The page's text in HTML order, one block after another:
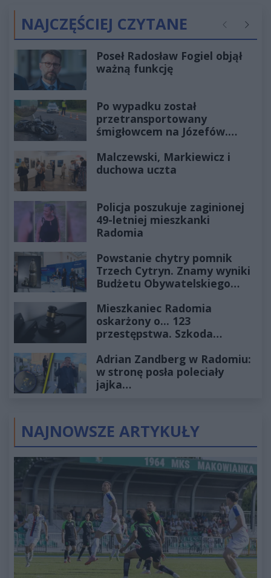
NAJCZĘŚCIEJ CZYTANE Poprzednie
Poseł Radosław Fogiel objął
ważną funkcję
Po wypadku został
przetransportowany
śmigłowcem na Józefów.
Malczewski, Markiewicz i
duchowa uczta
Policja poszukuje zaginionej
49-letniej mieszkanki
Radomia
Powstanie chytry pomnik
Trzech Cytryn. Znamy wyniki
Budżetu Obywatelskiego
Mieszkaniec Radomia
oskarżony o... 123
przestępstwa. Szkoda
złotych
Adrian Zandberg w Radomiu:
w stronę posła poleciały
jajka…
NAJNOWSZE ARTYKUŁY